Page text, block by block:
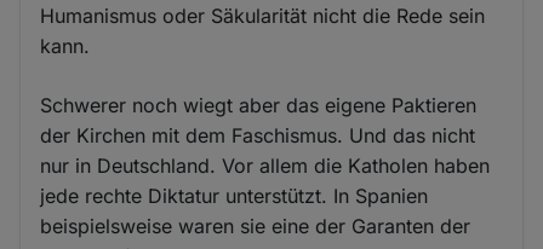
Humanismus oder Säkularität nicht die Rede sein
kann.
Schwerer noch wiegt aber das eigene Paktieren
der Kirchen mit dem Faschismus. Und das nicht
nur in Deutschland. Vor allem die Katholen haben
jede rechte Diktatur unterstützt. In Spanien
beispielsweise waren sie eine der Garanten der